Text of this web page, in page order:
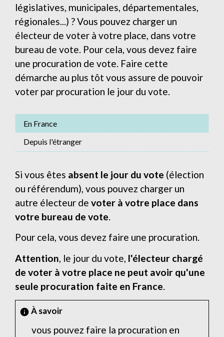
législatives, municipales, départementales,
régionales...) ? Vous pouvez charger un
électeur de voter à votre place, dans votre
bureau de vote. Pour cela, vous devez faire
une procuration de vote. Faire cette
démarche au plus tôt vous assure de pouvoir
voter par procuration le jour du vote.
En France
Depuis l'étranger
Si vous êtes absent le jour du vote (élection
ou référendum), vous pouvez charger un
autre électeur de voter à votre place dans
votre bureau de vote.
Pour cela, vous devez faire une procuration.
Attention, le jour du vote, l'électeur chargé
de voter à votre place ne peut avoir qu'une
seule procuration faite en France.
info À savoir
vous pouvez faire la procuration en